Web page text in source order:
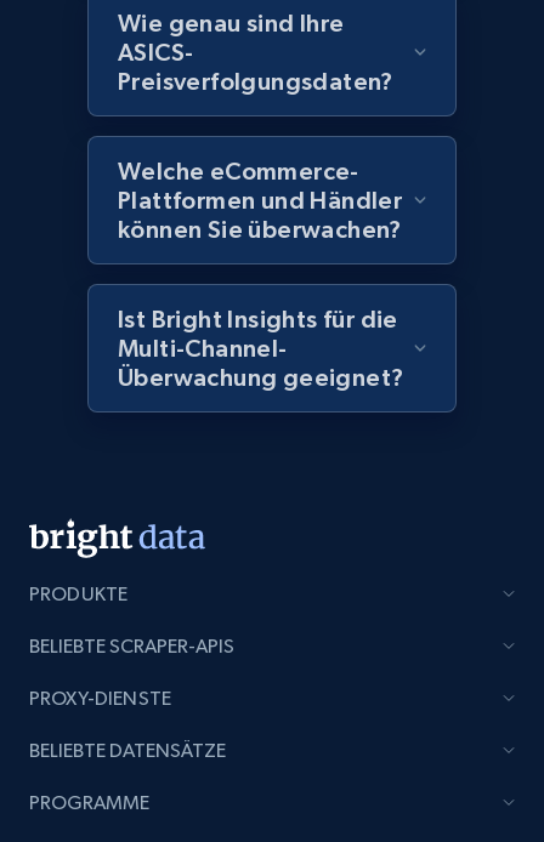
2.1K+ 375+ Jetzt anfangen
Amazon products global dataset - Collect
Amazon products by seller URL
Title, Seller name, Brand, Description, Initial
price, Currency, Availability, Reviews count, and
2.1K+ 375+ Jetzt anfangen
products from Brands URLs
Title, Seller name, Brand, Description, Initial
price, Currency, Availability, Reviews count, and
Etsy
Wie genau sind Ihre
ASICS-
Preisverfolgungsdaten?
Welche eCommerce-
Plattformen und Händler
können Sie überwachen?
Ist Bright Insights für die
Multi-Channel-
Überwachung geeignet?
PRODUKTE
BELIEBTE SCRAPER-APIS
PROXY-DIENSTE
BELIEBTE DATENSÄTZE
PROGRAMME